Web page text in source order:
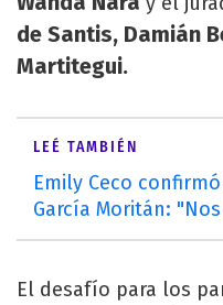
de Santis, Damián
Martitegui.
LEÉ TAMBIÉN
Emily Ceco
García Moritán:
El desafío para los